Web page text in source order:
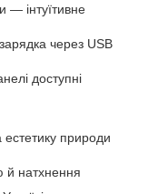
— інтуїтивне
через USB
доступні
естетику природи
натхнення